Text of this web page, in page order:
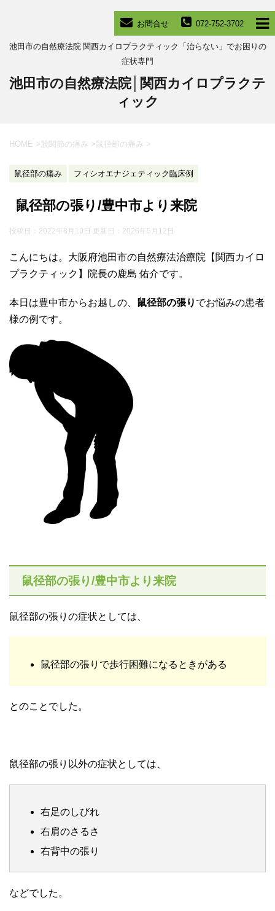
072-752-3702
お問合せ
池田市の自然療法院 関西カイロプラクティック「治らない」でお困りの
症状専門
池田市の自然療法院│関西カイロプラクテ
ィック
HOME > 股関節の痛み > 鼠径部の痛み >
鼠径部の痛み フィシオエナジェティック臨床例
鼠径部の張り/豊中市より来院
投稿日：2022年8月10日 更新日： 2026年5月12日
こんにちは。大阪府池田市の自然療法治療院【関西カイロ
プラクティック】院長の鹿島 佑介です。
本日は豊中市からお越しの、 鼠径部の張り でお悩みの患者
様の例です。
鼠径部の張り/豊中市より来院
鼠径部の張りの症状としては、
鼠径部の張りで歩行困難になるときがある
とのことでした。
鼠径部の張り以外の症状としては、
右足のしびれ
右肩のさるさ
右背中の張り
などでした。